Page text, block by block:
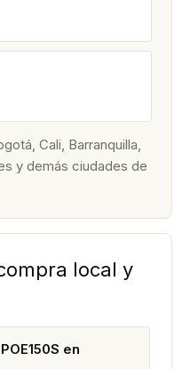
Cali, Barranquilla,
y demás ciudades de
local y
en